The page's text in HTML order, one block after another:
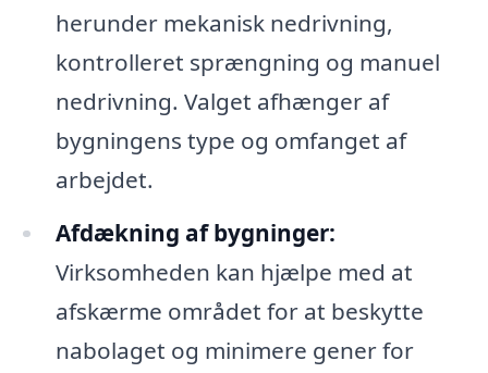
herunder mekanisk nedrivning,
kontrolleret sprængning og manuel
nedrivning. Valget afhænger af
bygningens type og omfanget af
arbejdet.
Afdækning af bygninger:
Virksomheden kan hjælpe med at
afskærme området for at beskytte
nabolaget og minimere gener for